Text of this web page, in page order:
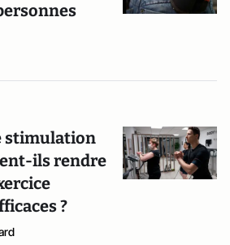
stimulation
ils rendre
?